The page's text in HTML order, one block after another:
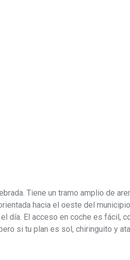
Tiene un tramo amplio de
hacia el oeste del
día. El acceso en coche es fácil,
si tu plan es sol, chiringuito y